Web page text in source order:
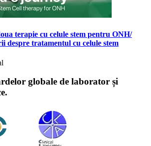
terapie cu celule stem pentru ONH/
despre tratamentul cu celule stem
globale de laborator și